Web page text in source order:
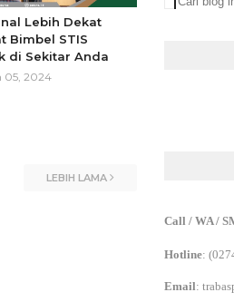
Lebih Dekat
Bimbel STIS
di Sekitar Anda
05, 2024
LEBIH LAMA
Call / WA /
Hotline:
Email: